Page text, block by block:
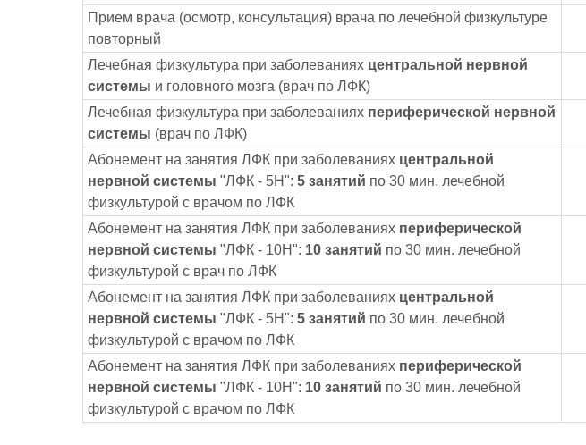
Прием врача (осмотр, консультация) врача по лечебной физкультуре
повторный
Лечебная физкультура при заболеваниях центральной нервной
системы и головного мозга (врач по ЛФК)
Лечебная физкультура при заболеваниях периферической нервной
системы (врач по ЛФК)
Абонемент на занятия ЛФК при заболеваниях центральной
нервной системы "ЛФК - 5Н": 5 занятий по 30 мин. лечебной
физкультурой с врачом по ЛФК
Абонемент на занятия ЛФК при заболеваниях периферической
нервной системы "ЛФК - 10Н": 10 занятий по 30 мин. лечебной
физкультурой с врач по ЛФК
Абонемент на занятия ЛФК при заболеваниях центральной
нервной системы "ЛФК - 5Н": 5 занятий по 30 мин. лечебной
физкультурой с врачом по ЛФК
Абонемент на занятия ЛФК при заболеваниях периферической
нервной системы "ЛФК - 10Н": 10 занятий по 30 мин. лечебной
физкультурой с врачом по ЛФК